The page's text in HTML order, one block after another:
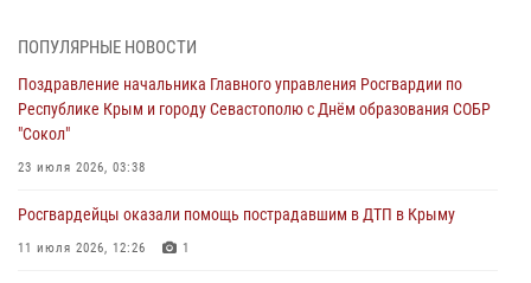
объекте в Севастополе
Росгвардейцы Севастополя пресекли противоправные действия на
охраняемом объекте
29 июля 2026, 12:34
Росгвардейцы Крыма и Севастополя отметили День Крещения Руси
28 июля 2026, 14:18
ПОПУЛЯРНЫЕ НОВОСТИ
Поздравление начальника Главного управления Росгвардии по
Республике Крым и городу Севастополю с Днём образования СОБР
"Сокол"
23 июля 2026, 03:38
Росгвардейцы оказали помощь пострадавшим в ДТП в Крыму
11 июля 2026, 12:26 1